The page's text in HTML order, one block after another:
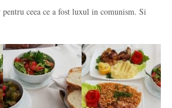
pentru ceea ce a fost luxul in comunism. Si